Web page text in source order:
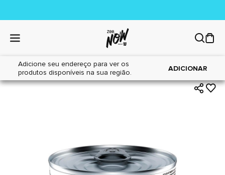
Adicione seu endereço para ver os
produtos disponíveis na sua região.
ADICIONAR
Home|Gatos|Alimentos